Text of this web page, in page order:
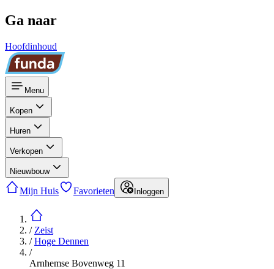
Ga naar
Hoofdinhoud
Menu
Kopen
Huren
Verkopen
Nieuwbouw
Mijn Huis Favorieten Inloggen
/ Zeist
/Hoge Dennen
/
Arnhemse Bovenweg 11